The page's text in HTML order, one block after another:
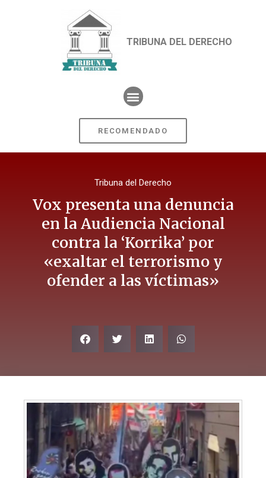
TRIBUNA DEL DERECHO
RECOMENDADO
Tribuna del Derecho
Vox presenta una denuncia
en la Audiencia Nacional
contra la ‘Korrika’ por
«exaltar el terrorismo y
ofender a las víctimas»